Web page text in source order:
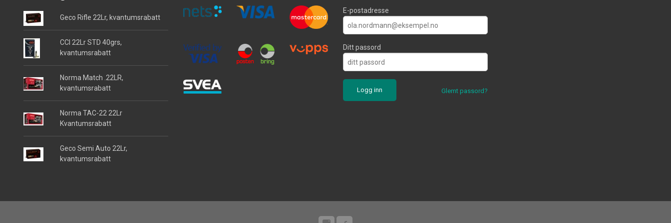
Geco Rifle 22Lr, kvantumsrabatt
CCI 22Lr STD 40grs,
kvantumsrabatt
Norma Match .22LR,
kvantumsrabatt
Norma TAC-22 22Lr
Kvantumsrabatt
Geco Semi Auto 22Lr,
kvantumsrabatt
E-postadresse
Ditt passord
Glemt passord?